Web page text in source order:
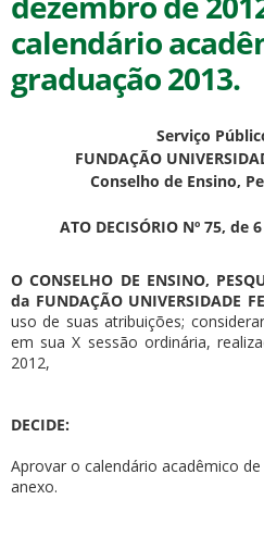
calendário
graduação 2013.
Serviço
FUNDAÇÃO
Conselho de Ensino,
ATO DECISÓRIO Nº 75,
O CONSELHO DE ENSINO,
da FUNDAÇÃO UNIVERSIDADE
uso de suas atribuições;
em sua X sessão ordinária,
2012,
DECIDE:
Aprovar o calendário acadêmico
anexo.